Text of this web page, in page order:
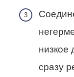
низкое
сразу